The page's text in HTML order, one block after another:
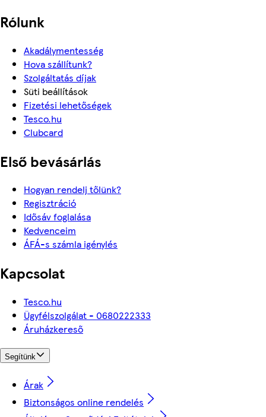
Rólunk
Akadálymentesség
Hova szállítunk?
Szolgáltatás díjak
Süti beállítások
Fizetési lehetőségek
Tesco.hu
Clubcard
Első bevásárlás
Hogyan rendelj tőlünk?
Regisztráció
Idősáv foglalása
Kedvenceim
ÁFÁ-s számla igénylés
Kapcsolat
Tesco.hu
Ügyfélszolgálat - 0680222333
Áruházkereső
Segítünk
Árak
Biztonságos online rendelés